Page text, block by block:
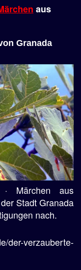
aus
Granada
· Märchen aus
Stadt Granada
nach.
der-verzauberte-